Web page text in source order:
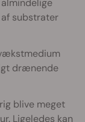
substrater
drænende
blive meget
Ligeledes kan